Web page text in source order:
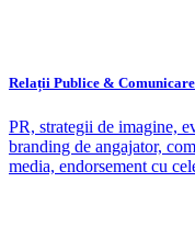
Relații Publice & Comunicare
PR, strategii de imagine,
branding de angajator,
media, endorsement cu